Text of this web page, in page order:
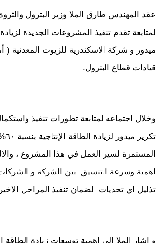
عقد المهندس طارق الملا وزير البترول
لمتابعة تقدم تنفيذ المشروعات الجديدة
ميدور و شركة الاسكندرية للزيوت
قيادات قطاع البترول.
وخلال اجتماعه لمتابعة تطورات تنفيذ
المستمرة لسير العمل في هذا المشروع ،
اهمية وسرعة التنسيق بين الشركة و
تذليل اي تحديات لضمان تنفيذ المراحل
و اشار الملا الي اهمية توسعات زيادة الطاقة